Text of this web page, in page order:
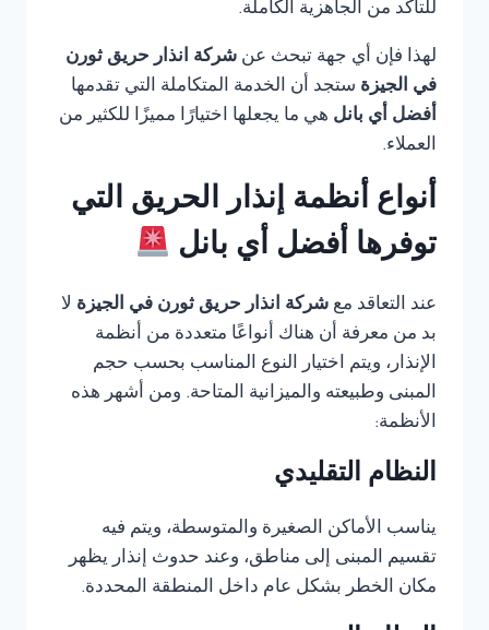
للتأكد من الجاهزية الكاملة.
لهذا فإن أي جهة تبحث عن شركة انذار حريق ثورن
في الجيزة ستجد أن الخدمة المتكاملة التي تقدمها
أفضل أي بانل هي ما يجعلها اختيارًا مميزًا للكثير من
العملاء.
أنواع أنظمة إنذار الحريق التي
توفرها أفضل أي بانل
عند التعاقد مع شركة انذار حريق ثورن في الجيزة لا
بد من معرفة أن هناك أنواعًا متعددة من أنظمة
الإنذار، ويتم اختيار النوع المناسب بحسب حجم
المبنى وطبيعته والميزانية المتاحة. ومن أشهر هذه
الأنظمة:
النظام التقليدي
يناسب الأماكن الصغيرة والمتوسطة، ويتم فيه
تقسيم المبنى إلى مناطق، وعند حدوث إنذار يظهر
مكان الخطر بشكل عام داخل المنطقة المحددة.